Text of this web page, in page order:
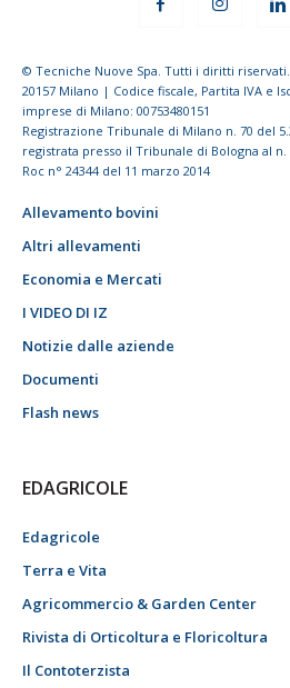
© Tecniche Nuove Spa. Tutti i diritti riservati.
20157 Milano | Codice fiscale, Partita IVA e
imprese di Milano: 00753480151
Registrazione Tribunale di Milano n. 70 del
registrata presso il Tribunale di Bologna al n.
Roc n° 24344 del 11 marzo 2014
Allevamento bovini
Altri allevamenti
Economia e Mercati
I VIDEO DI IZ
Notizie dalle aziende
Documenti
Flash news
EDAGRICOLE
Edagricole
Terra e Vita
Agricommercio & Garden Center
Rivista di Orticoltura e Floricoltura
Il Contoterzista